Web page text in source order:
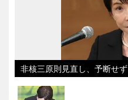
非核三原則見直し、予断せず